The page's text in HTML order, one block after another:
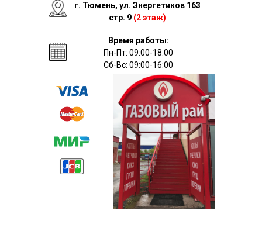
Время работы:
Пн-Пт: 09:00-18:00
Сб-Вс: 09:00-16:00
г. Тюмень, ул. Энергетиков 163
стр. 9 (2 этаж)